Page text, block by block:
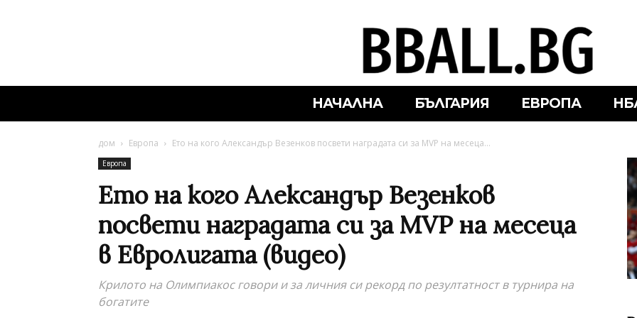
НАЧАЛНА БЪЛГАРИЯ ЕВРОПА
дом Европа Ето на кого Александър Везенков посвети наградата си за MVP на месеца...
Европа
Ето на кого Александър Везенков
посвети наградата си за MVP на месеца
в Евролигата (видео)
Крилото на Олимпиакос говори и за личния си рекорд по резултатност в турнира на
богатите